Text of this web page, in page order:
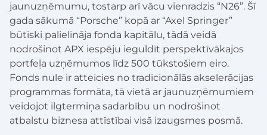
jaunuzņēmumu, tostarp arī vācu vienradzis “N26”. Šī
gada sākumā “Porsche” kopā ar “Axel Springer”
būtiski palielināja fonda kapitālu, tādā veidā
nodrošinot APX iespēju ieguldīt perspektīvākajos
portfeļa uzņēmumos līdz 500 tūkstošiem eiro.
Fonds nule ir atteicies no tradicionālās akselerācijas
programmas formāta, tā vietā ar jaunuzņēmumiem
veidojot ilgtermiņa sadarbību un nodrošinot
atbalstu biznesa attīstībai visā izaugsmes posmā.